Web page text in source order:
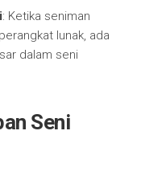
: Ketika seniman
lunak, ada
dalam seni
Seni